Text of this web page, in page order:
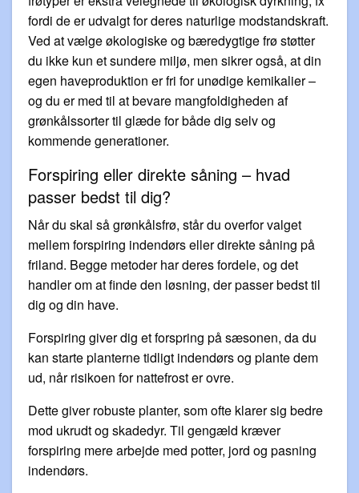
fordi de er udvalgt for deres naturlige modstandskraft.
Ved at vælge økologiske og bæredygtige frø støtter
du ikke kun et sundere miljø, men sikrer også, at din
egen haveproduktion er fri for unødige kemikalier –
og du er med til at bevare mangfoldigheden af
grønkålssorter til glæde for både dig selv og
kommende generationer.
Forspiring eller direkte såning – hvad
passer bedst til dig?
Når du skal så grønkålsfrø, står du overfor valget
mellem forspiring indendørs eller direkte såning på
friland. Begge metoder har deres fordele, og det
handler om at finde den løsning, der passer bedst til
dig og din have.
Forspiring giver dig et forspring på sæsonen, da du
kan starte planterne tidligt indendørs og plante dem
ud, når risikoen for nattefrost er ovre.
Dette giver robuste planter, som ofte klarer sig bedre
mod ukrudt og skadedyr. Til gengæld kræver
forspiring mere arbejde med potter, jord og pasning
indendørs.